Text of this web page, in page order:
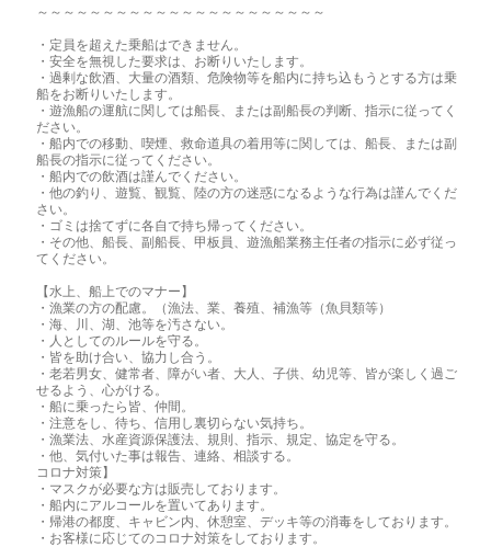
～～～～～～～～～～～～～～～～～～～～～～
・定員を超えた乗船はできません。
・安全を無視した要求は、お断りいたします。
・過剰な飲酒、大量の酒類、危険物等を船内に持ち込もうとする方は乗
船をお断りいたします。
・遊漁船の運航に関しては船長、または副船長の判断、指示に従ってく
ださい。
・船内での移動、喫煙、救命道具の着用等に関しては、船長、または副
船長の指示に従ってください。
・船内での飲酒は謹んでください。
・他の釣り、遊覧、観覧、陸の方の迷惑になるような行為は謹んでくだ
さい。
・ゴミは捨てずに各自で持ち帰ってください。
・その他、船長、副船長、甲板員、遊漁船業務主任者の指示に必ず従っ
てください。
【水上、船上でのマナー】
・漁業の方の配慮。（漁法、業、養殖、補漁等（魚貝類等）
・海、川、湖、池等を汚さない。
・人としてのルールを守る。
・皆を助け合い、協力し合う。
・老若男女、健常者、障がい者、大人、子供、幼児等、皆が楽しく過ご
せるよう、心がける。
・船に乗ったら皆、仲間。
・注意をし、待ち、信用し裏切らない気持ち。
・漁業法、水産資源保護法、規則、指示、規定、協定を守る。
・他、気付いた事は報告、連絡、相談する。
コロナ対策】
・マスクが必要な方は販売しております。
・船内にアルコールを置いてあります。
・帰港の都度、キャビン内、休憩室、デッキ等の消毒をしております。
・お客様に応じてのコロナ対策をしております。